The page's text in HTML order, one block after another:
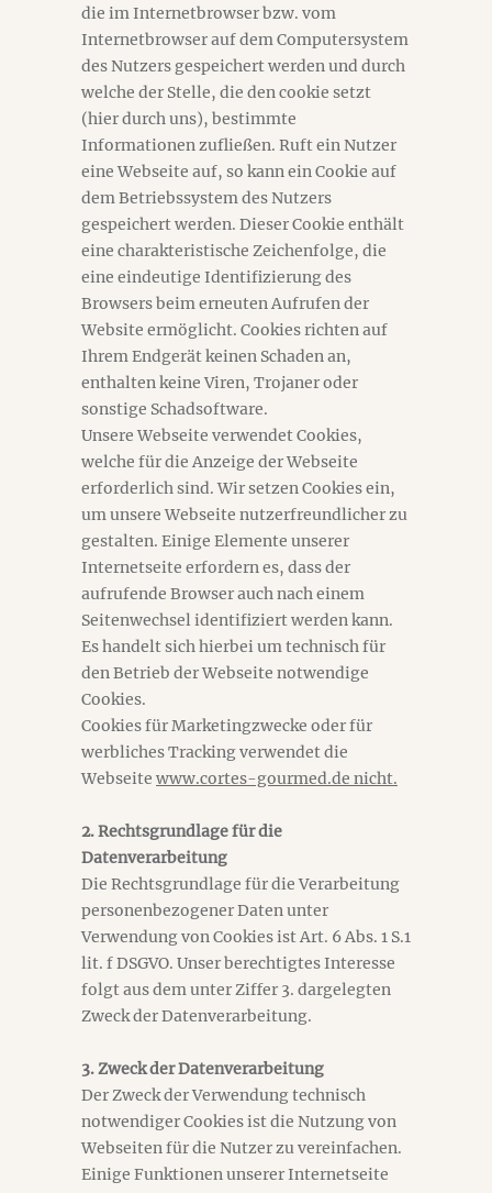
die im Internetbrowser bzw. vom
Internetbrowser auf dem Computersystem
des Nutzers gespeichert werden und durch
welche der Stelle, die den cookie setzt
(hier durch uns), bestimmte
Informationen zufließen. Ruft ein Nutzer
eine Webseite auf, so kann ein Cookie auf
dem Betriebssystem des Nutzers
gespeichert werden. Dieser Cookie enthält
eine charakteristische Zeichenfolge, die
eine eindeutige Identifizierung des
Browsers beim erneuten Aufrufen der
Website ermöglicht. Cookies richten auf
Ihrem Endgerät keinen Schaden an,
enthalten keine Viren, Trojaner oder
sonstige Schadsoftware.
Unsere Webseite verwendet Cookies,
welche für die Anzeige der Webseite
erforderlich sind. Wir setzen Cookies ein,
um unsere Webseite nutzerfreundlicher zu
gestalten. Einige Elemente unserer
Internetseite erfordern es, dass der
aufrufende Browser auch nach einem
Seitenwechsel identifiziert werden kann.
Es handelt sich hierbei um technisch für
den Betrieb der Webseite notwendige
Cookies.
Cookies für Marketingzwecke oder für
werbliches Tracking verwendet die
Webseite www.cortes-gourmed.de nicht.
2. Rechtsgrundlage für die
Datenverarbeitung
Die Rechtsgrundlage für die Verarbeitung
personenbezogener Daten unter
Verwendung von Cookies ist Art. 6 Abs. 1 S.1
lit. f DSGVO. Unser berechtigtes Interesse
folgt aus dem unter Ziffer 3. dargelegten
Zweck der Datenverarbeitung.
3. Zweck der Datenverarbeitung
Der Zweck der Verwendung technisch
notwendiger Cookies ist die Nutzung von
Webseiten für die Nutzer zu vereinfachen.
Einige Funktionen unserer Internetseite